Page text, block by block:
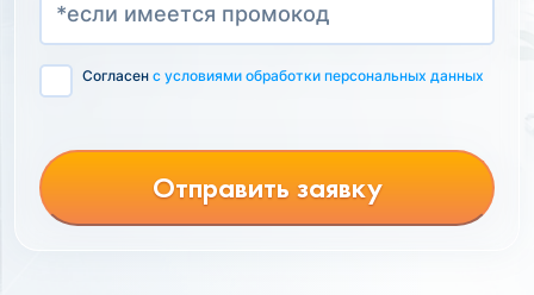
Согласен с условиями обработки персональных данных
Отправить заявку